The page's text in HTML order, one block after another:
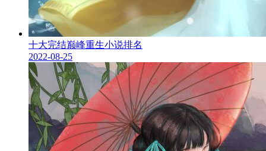
十大完结巅峰重生小说排名
2022-08-25